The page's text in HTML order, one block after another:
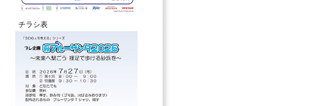
チラシ表